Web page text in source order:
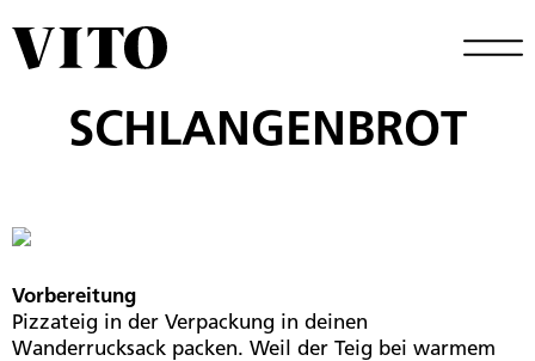
SCHLANGENBROT
Vorbereitung
Pizzateig in der Verpackung in deinen
Wanderrucksack packen. Weil der Teig bei warmem